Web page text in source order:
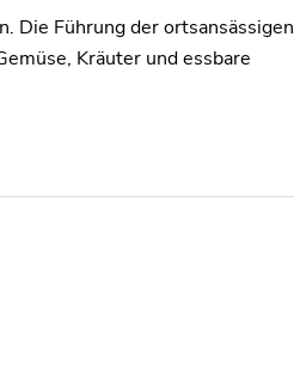
Die Führung der ortsansässigen
Kräuter und essbare